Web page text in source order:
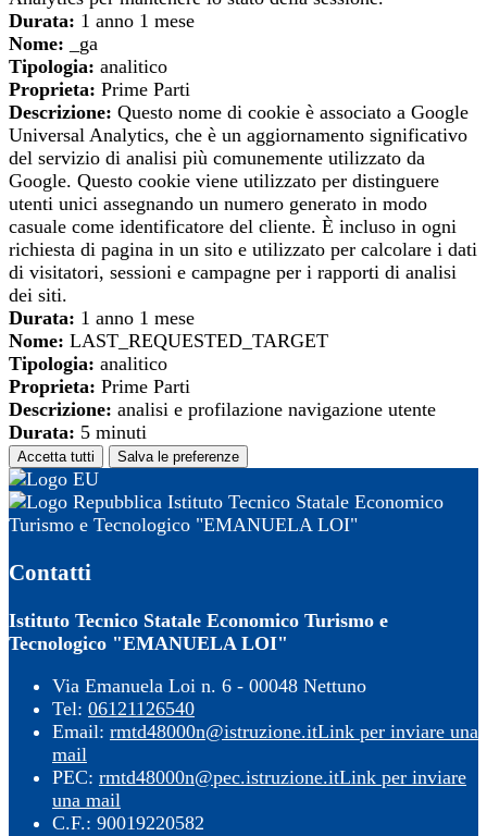
Durata: 1 anno 1 mese
Nome: _ga
Tipologia: analitico
Proprieta: Prime Parti
Descrizione: Questo nome di cookie è associato a Google
Universal Analytics, che è un aggiornamento significativo
del servizio di analisi più comunemente utilizzato da
Google. Questo cookie viene utilizzato per distinguere
utenti unici assegnando un numero generato in modo
casuale come identificatore del cliente. È incluso in ogni
richiesta di pagina in un sito e utilizzato per calcolare i dati
di visitatori, sessioni e campagne per i rapporti di analisi
dei siti.
Durata: 1 anno 1 mese
Nome: LAST_REQUESTED_TARGET
Tipologia: analitico
Proprieta: Prime Parti
Descrizione: analisi e profilazione navigazione utente
Durata: 5 minuti
Accetta tutti Salva le preferenze
Istituto Tecnico Statale Economico
Turismo e Tecnologico "EMANUELA LOI"
Contatti
Istituto Tecnico Statale Economico Turismo e
Tecnologico "EMANUELA LOI"
Via Emanuela Loi n. 6 - 00048 Nettuno
Tel: 06121126540
Email: rmtd48000n@istruzione.itLink per inviare una
mail
PEC: rmtd48000n@pec.istruzione.itLink per inviare
una mail
C.F.: 90019220582